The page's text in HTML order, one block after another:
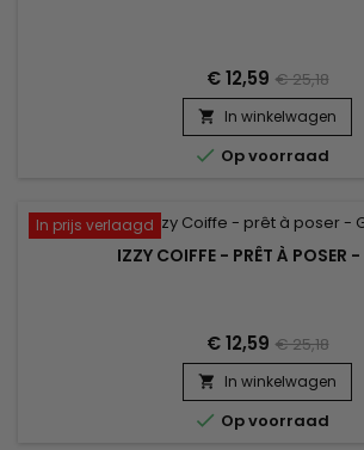
€ 12,59 € 25,18
 In winkelwagen
 Op voorraad
In prijs verlaagd
IZZY COIFFE - PRÊT À POSER -
€ 12,59 € 25,18
 In winkelwagen
 Op voorraad